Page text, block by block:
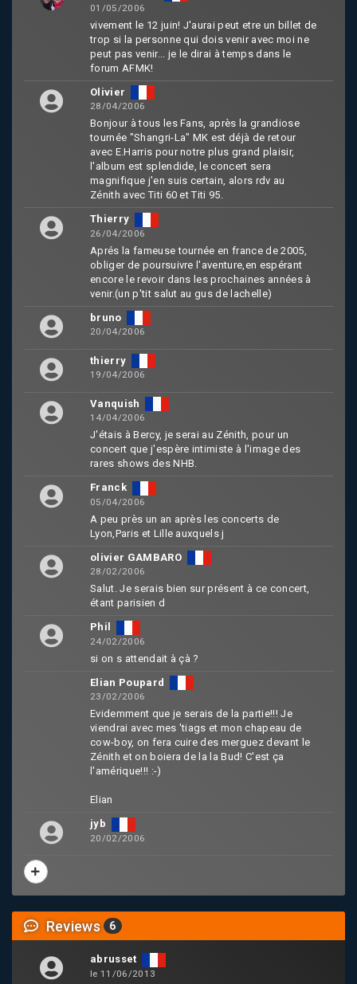
01/05/2006
vivement le 12 juin! J'aurai peut etre un billet de
trop si la personne qui dois venir avec moi ne
peut pas venir... je le dirai à temps dans le
forum AFMK!
Olivier
28/04/2006
Bonjour à tous les Fans, après la grandiose
tournée "Shangri-La" MK est déjà de retour
avec E.Harris pour notre plus grand plaisir,
l'album est splendide, le concert sera
magnifique j'en suis certain, alors rdv au
Zénith avec Titi 60 et Titi 95.
Thierry
26/04/2006
Aprés la fameuse tournée en france de 2005,
obliger de poursuivre l'aventure,en espérant
encore le revoir dans les prochaines années à
venir.(un p'tit salut au gus de lachelle)
bruno
20/04/2006
thierry
19/04/2006
Vanquish
14/04/2006
J'étais à Bercy, je serai au Zénith, pour un
concert que j'espère intimiste à l'image des
rares shows des NHB.
Franck
05/04/2006
A peu près un an après les concerts de
Lyon,Paris et Lille auxquels j
olivier GAMBARO
28/02/2006
Salut. Je serais bien sur présent à ce concert,
étant parisien d
Phil
24/02/2006
si on s attendait à çà ?
Elian Poupard
23/02/2006
Evidemment que je serais de la partie!!! Je
viendrai avec mes 'tiags et mon chapeau de
cow-boy, on fera cuire des merguez devant le
Zénith et on boiera de la la Bud! C'est ça
l'amérique!!! :-)
Elian
jyb
20/02/2006
Reviews 6
abrusset
le 11/06/2013